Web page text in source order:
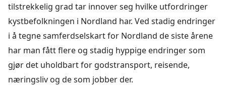
tilstrekkelig grad tar innover seg hvilke utfordringer
kystbefolkningen i Nordland har. Ved stadig endringer
i å tegne samferdselskart for Nordland de siste årene
har man fått flere og stadig hyppige endringer som
gjør det uholdbart for godstransport, reisende,
næringsliv og de som jobber der.